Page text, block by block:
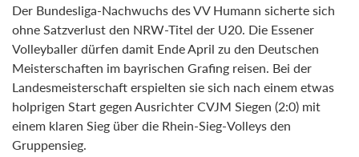
Der Bundesliga-Nachwuchs des VV Humann sicherte sich
ohne Satzverlust den NRW-Titel der U20. Die Essener
Volleyballer dürfen damit Ende April zu den Deutschen
Meisterschaften im bayrischen Grafing reisen. Bei der
Landesmeisterschaft erspielten sie sich nach einem etwas
holprigen Start gegen Ausrichter CVJM Siegen (2:0) mit
einem klaren Sieg über die Rhein-Sieg-Volleys den
Gruppensieg.